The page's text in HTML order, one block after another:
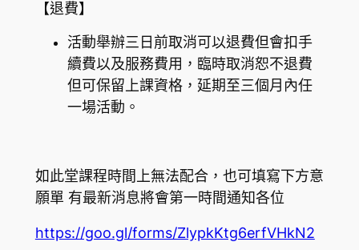
【退費】
活動舉辦三日前取消可以退費但會扣手
續費以及服務費用，臨時取消恕不退費
但可保留上課資格，延期至三個月內任
一場活動。
如此堂課程時間上無法配合，也可填寫下方意
願單 有最新消息將會第一時間通知各位
https://goo.gl/forms/ZlypkKtg6erfVHkN2